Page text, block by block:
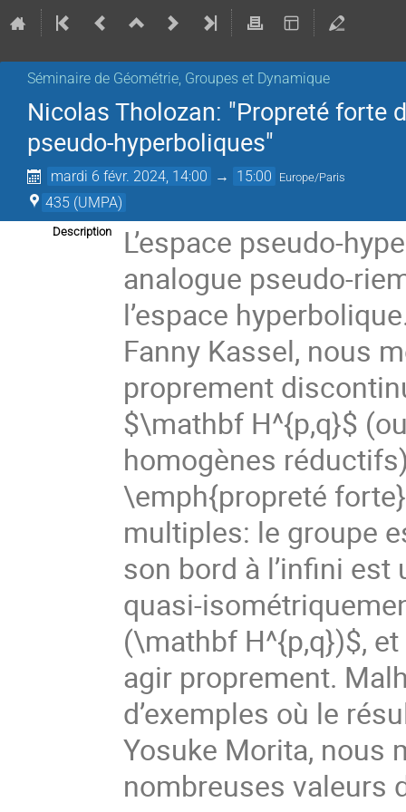
Séminaire de Géométrie, Groupes et Dynamique
Nicolas Tholozan: "Propreté forte
pseudo-hyperboliques"
mardi 6 févr. 2024, 14:00 → 15:00 Europe/Paris
435 (UMPA)
Description
L’espace pseudo-
analogue pseudo-
l’espace
Fanny Kassel, nous
proprement
$\mathbf H^{p,q}$
homogènes
\emph{propreté
multiples: le groupe
son bord à l’infini
quasi-
(\mathbf H^{p,q})$,
agir proprement.
d’exemples où le
Yosuke Morita, nous
nombreuses valeurs